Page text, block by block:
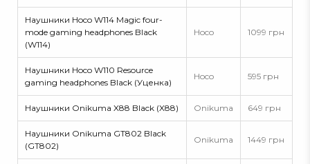
Наушники Hoco W114 Magic four-
mode gaming headphones Black
(W114)
Hoco 1099 грн
Наушники Hoco W110 Resource
gaming headphones Black (Уценка)
Hoco 595 грн
Наушники Onikuma X88 Black (X88) Onikuma 649 грн
Наушники Onikuma GT802 Black
(GT802)
Onikuma 1449 грн